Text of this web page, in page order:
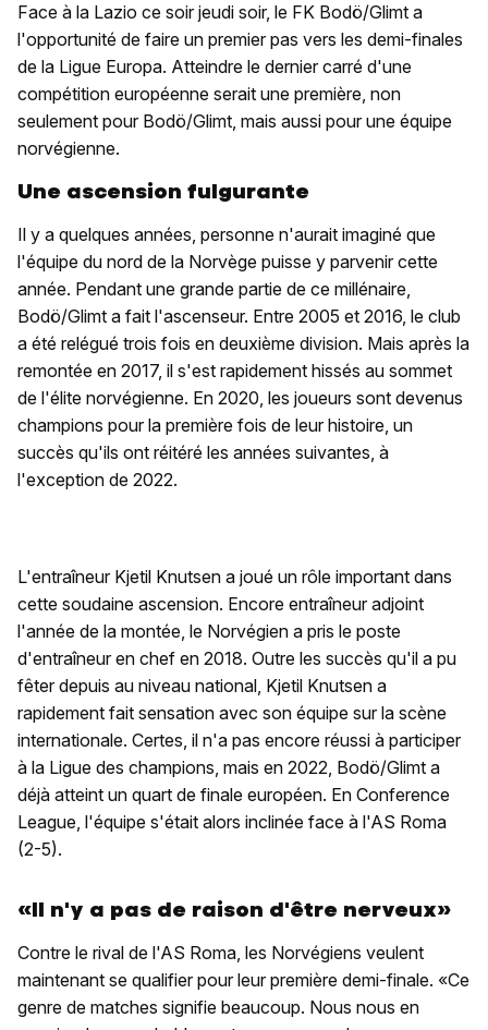
Face à la Lazio ce soir jeudi soir, le FK Bodö/Glimt a
l'opportunité de faire un premier pas vers les demi-finales
de la Ligue Europa. Atteindre le dernier carré d'une
compétition européenne serait une première, non
seulement pour Bodö/Glimt, mais aussi pour une équipe
norvégienne.
Une ascension fulgurante
Il y a quelques années, personne n'aurait imaginé que
l'équipe du nord de la Norvège puisse y parvenir cette
année. Pendant une grande partie de ce millénaire,
Bodö/Glimt a fait l'ascenseur. Entre 2005 et 2016, le club
a été relégué trois fois en deuxième division. Mais après la
remontée en 2017, il s'est rapidement hissés au sommet
de l'élite norvégienne. En 2020, les joueurs sont devenus
champions pour la première fois de leur histoire, un
succès qu'ils ont réitéré les années suivantes, à
l'exception de 2022.
L'entraîneur Kjetil Knutsen a joué un rôle important dans
cette soudaine ascension. Encore entraîneur adjoint
l'année de la montée, le Norvégien a pris le poste
d'entraîneur en chef en 2018. Outre les succès qu'il a pu
fêter depuis au niveau national, Kjetil Knutsen a
rapidement fait sensation avec son équipe sur la scène
internationale. Certes, il n'a pas encore réussi à participer
à la Ligue des champions, mais en 2022, Bodö/Glimt a
déjà atteint un quart de finale européen. En Conference
League, l'équipe s'était alors inclinée face à l'AS Roma
(2-5).
«Il n'y a pas de raison d'être nerveux»
Contre le rival de l'AS Roma, les Norvégiens veulent
maintenant se qualifier pour leur première demi-finale. «Ce
genre de matches signifie beaucoup. Nous nous en